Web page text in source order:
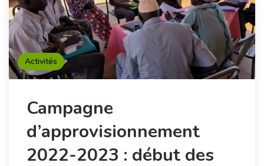
Campagne
d’approvisionnement
2022-2023 : début des
Activités